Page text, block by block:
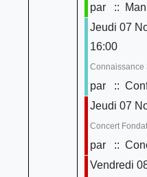
par
::
Jeudi 07
16:00
Connaissance
par
::
Jeudi 07
Concert
par
::
Vendredi